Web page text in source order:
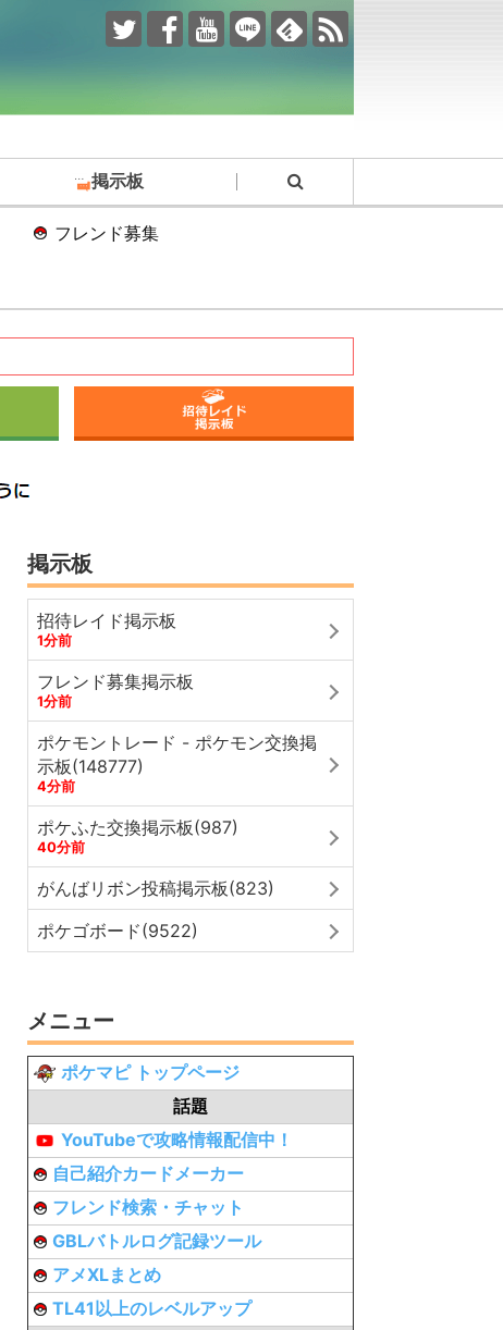
掲示板
フレンド募集
掲示板
招待レイド掲示板
1分前
フレンド募集掲示板
1分前
ポケモントレード - ポケモン交換掲
示板(148777)
4分前
ポケふた交換掲示板(987)
40分前
がんばリボン投稿掲示板(823)
ポケゴボード(9522)
メニュー
ポケマピ トップページ
話題
YouTubeで攻略情報配信中！
自己紹介カードメーカー
フレンド検索・チャット
GBLバトルログ記録ツール
アメXLまとめ
TL41以上のレベルアップ